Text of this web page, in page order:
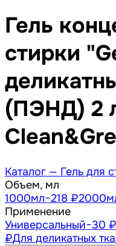
Гель
стирки
(ПЭНД) 2
Каталог — Гель для
Объем, мл
1000мл−218 ₽2000
Применение
Универсальный−30 ₽
₽Для деликатных